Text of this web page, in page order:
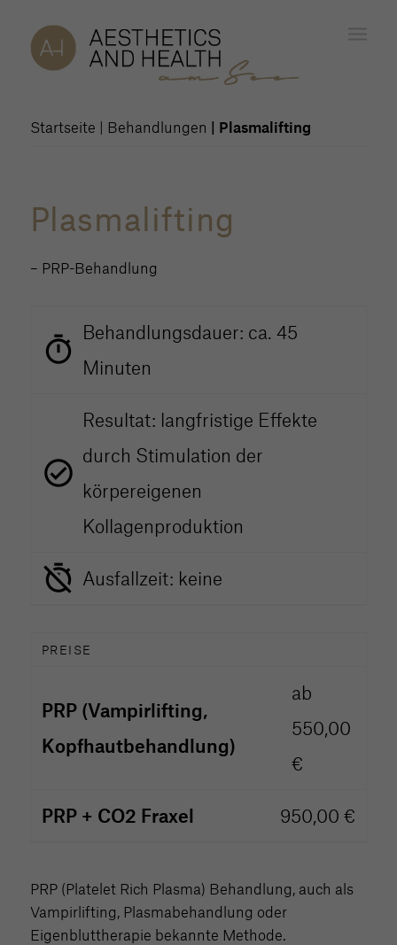
Startseite | Behandlungen | Plasmalifting
Plasmalifting
– PRP-Behandlung
Behandlungsdauer: ca. 45
Minuten
Resultat: langfristige Effekte
durch Stimulation der
körpereigenen
Kollagenproduktion
Ausfallzeit: keine
PREISE
PRP (Vampirlifting,
Kopfhautbehandlung)
ab
550,00
€
PRP + CO2 Fraxel 950,00 €
PRP (Platelet Rich Plasma) Behandlung, auch als
Vampirlifting, Plasmabehandlung oder
Eigenbluttherapie bekannte Methode.